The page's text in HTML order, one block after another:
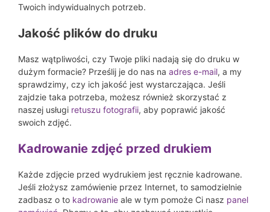
Twoich indywidualnych potrzeb.
Jakość plików do druku
Masz wątpliwości, czy Twoje pliki nadają się do druku w
dużym formacie? Prześlij je do nas na adres e-mail, a my
sprawdzimy, czy ich jakość jest wystarczająca. Jeśli
zajdzie taka potrzeba, możesz również skorzystać z
naszej usługi retuszu fotografii, aby poprawić jakość
swoich zdjęć.
Kadrowanie zdjęć przed drukiem
Każde zdjęcie przed wydrukiem jest ręcznie kadrowane.
Jeśli złożysz zamówienie przez Internet, to samodzielnie
zadbasz o to kadrowanie ale w tym pomoże Ci nasz panel